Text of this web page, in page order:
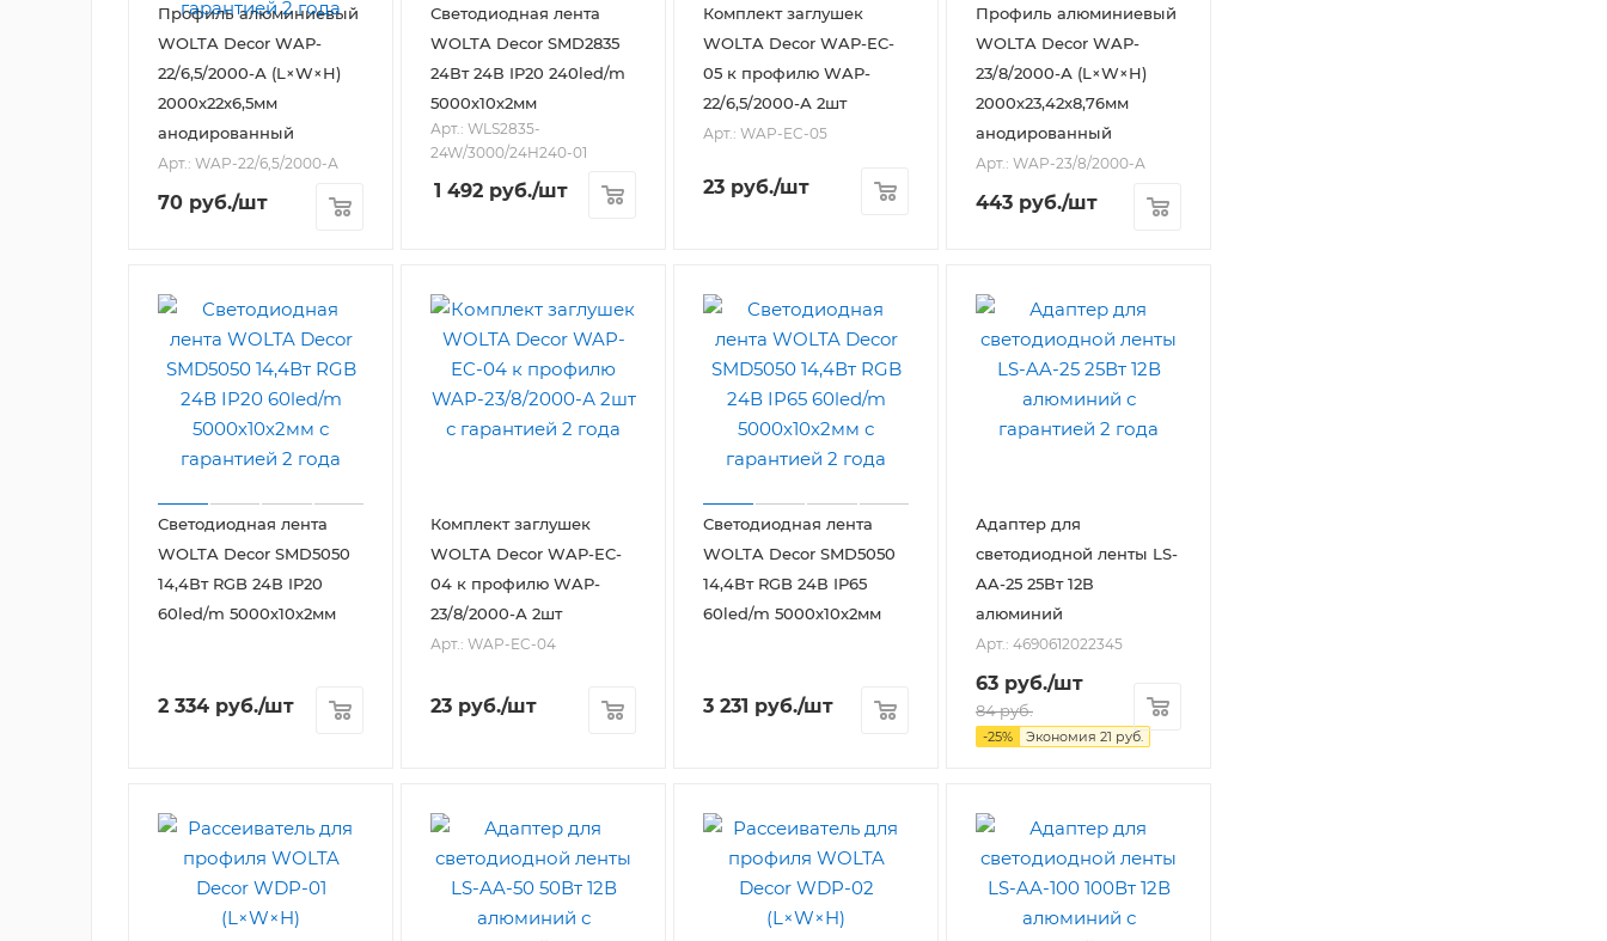
Профиль алюминиевый
WOLTA Decor WAP-
22/6,5/2000-А (L×W×H)
2000х22х6,5мм
анодированный
Арт.: WAP-22/6,5/2000-А
70 руб./шт
Светодиодная лента
WOLTA Decor SMD2835
24Вт 24В IP20 240led/m
5000х10х2мм
Арт.: WLS2835-
24W/3000/24H240-01
1 492 руб./шт
Комплект заглушек
WOLTA Decor WAP-EC-
05 к профилю WAP-
22/6,5/2000-А 2шт
Арт.: WAP-EC-05
23 руб./шт
Профиль алюминиевый
WOLTA Decor WAP-
23/8/2000-А (L×W×H)
2000х23,42х8,76мм
анодированный
Арт.: WAP-23/8/2000-А
443 руб./шт
Светодиодная лента
WOLTA Decor SMD5050
14,4Вт RGB 24В IP20
60led/m 5000х10х2мм
2 334 руб./шт
Комплект заглушек
WOLTA Decor WAP-EC-
04 к профилю WAP-
23/8/2000-А 2шт
Арт.: WAP-EC-04
23 руб./шт
Светодиодная лента
WOLTA Decor SMD5050
14,4Вт RGB 24В IP65
60led/m 5000х10х2мм
3 231 руб./шт
Адаптер для
светодиодной ленты LS-
AA-25 25Вт 12В
алюминий
Арт.: 4690612022345
63 руб./шт
84руб.
-25% Экономия 21 руб.